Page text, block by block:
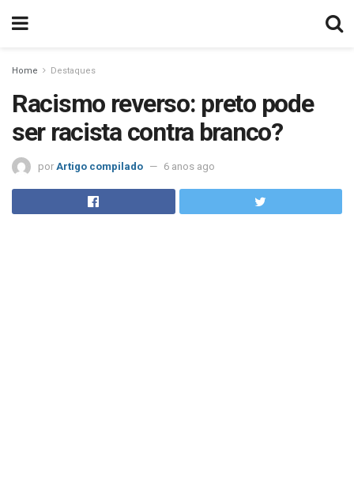
Home Destaques
Racismo reverso: preto pode
ser racista contra branco?
por Artigo compilado 6 anos ago